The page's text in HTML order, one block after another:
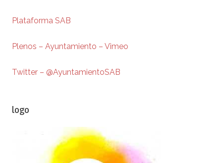
Plataforma SAB
Plenos – Ayuntamiento – Vimeo
Twitter – @AyuntamientoSAB
logo